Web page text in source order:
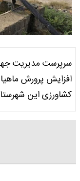
سرپرست مدیریت
کشاورزی این